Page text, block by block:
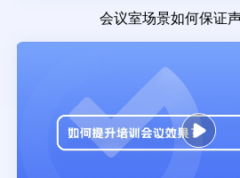
会议室场景如何保证